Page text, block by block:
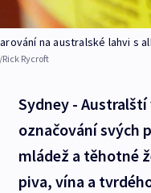
na australské lahvi s
Rick Rycroft
Sydney -
označování svých
mládež a těhotné
piva, vína a